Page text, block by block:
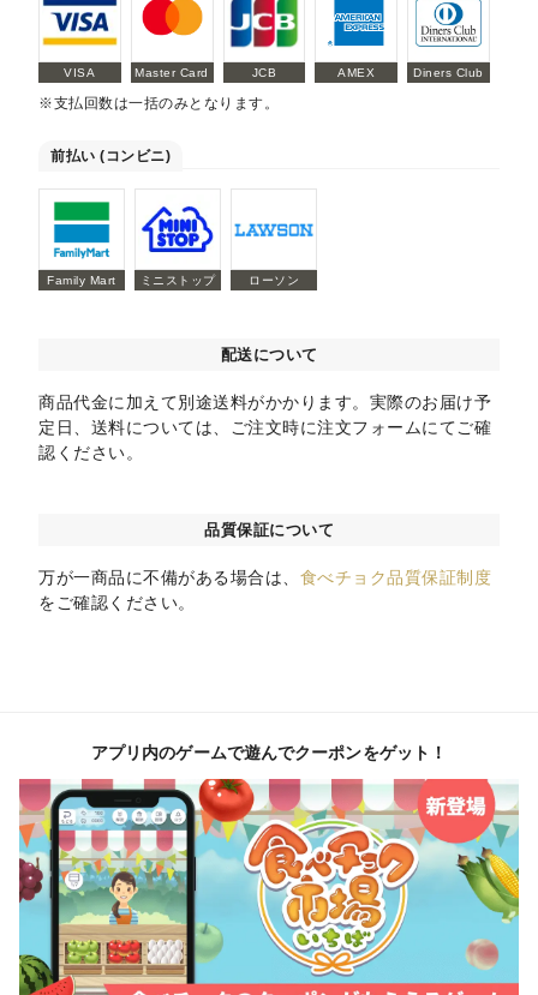
VISA Master Card JCB AMEX Diners Club
※支払回数は一括のみとなります。
前払い (コンビニ)
Family Mart ミニストップ ローソン
配送について
商品代金に加えて別途送料がかかります。実際のお届け予
定日、送料については、ご注文時に注文フォームにてご確
認ください。
品質保証について
万が一商品に不備がある場合は、 食べチョク品質保証制度
をご確認ください。
アプリ内のゲームで遊んでクーポンをゲット！